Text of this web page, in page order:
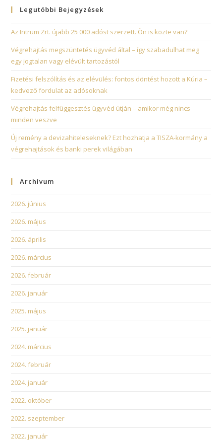
Legutóbbi Bejegyzések
Az Intrum Zrt. újabb 25 000 adóst szerzett. Ön is közte van?
Végrehajtás megszüntetés ügyvéd által – így szabadulhat meg
egy jogtalan vagy elévült tartozástól
Fizetési felszólítás és az elévülés: fontos döntést hozott a Kúria –
kedvező fordulat az adósoknak
Végrehajtás felfüggesztés ügyvéd útján – amikor még nincs
minden veszve
Új remény a devizahiteleseknek? Ezt hozhatja a TISZA-kormány a
végrehajtások és banki perek világában
Archívum
2026. június
2026. május
2026. április
2026. március
2026. február
2026. január
2025. május
2025. január
2024. március
2024. február
2024. január
2022. október
2022. szeptember
2022. január